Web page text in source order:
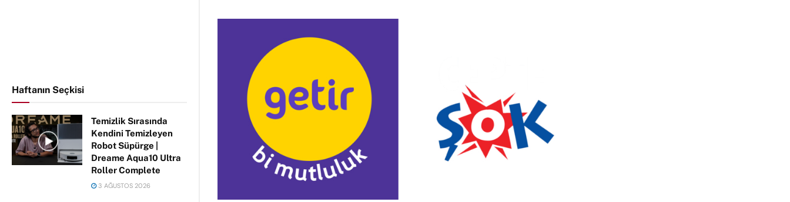
Haftanın Seçkisi
Temizlik Sırasında
Kendini Temizleyen
Robot Süpürge |
Dreame Aqua10 Ultra
Roller Complete
3 AĞUSTOS 2026